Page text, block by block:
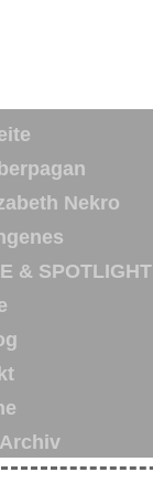
Nekro
& SPOTLIGHT